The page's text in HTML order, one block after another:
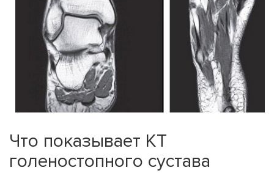
Что показывает КТ
голеностопного сустава